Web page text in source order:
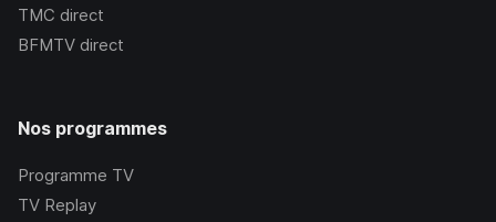
TMC direct
BFMTV direct
Nos programmes
Programme TV
TV Replay